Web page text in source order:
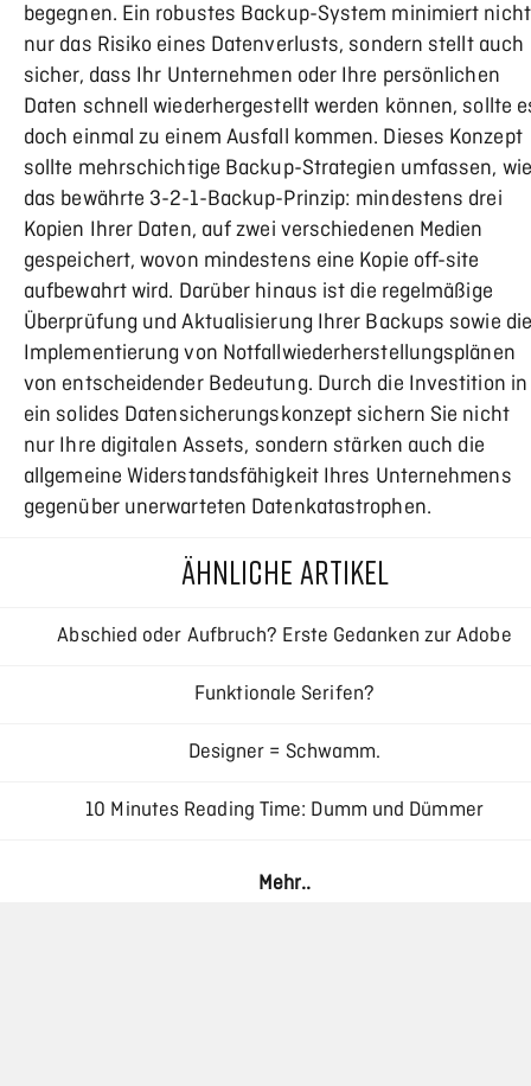
begegnen. Ein robustes Backup-System minimiert nicht
nur das Risiko eines Datenverlusts, sondern stellt auch
sicher, dass Ihr Unternehmen oder Ihre persönlichen
Daten schnell wiederhergestellt werden können, sollte
doch einmal zu einem Ausfall kommen. Dieses Konzept
sollte mehrschichtige Backup-Strategien umfassen, wie
das bewährte 3-2-1-Backup-Prinzip: mindestens drei
Kopien Ihrer Daten, auf zwei verschiedenen Medien
gespeichert, wovon mindestens eine Kopie off-site
aufbewahrt wird. Darüber hinaus ist die regelmäßige
Überprüfung und Aktualisierung Ihrer Backups sowie
Implementierung von Notfallwiederherstellungsplänen
von entscheidender Bedeutung. Durch die Investition in
ein solides Datensicherungskonzept sichern Sie nicht
nur Ihre digitalen Assets, sondern stärken auch die
allgemeine Widerstandsfähigkeit Ihres Unternehmens
gegenüber unerwarteten Datenkatastrophen.
ÄHNLICHE ARTIKEL
Abschied oder Aufbruch? Erste Gedanken zur Adobe
Creative Cloud
Funktionale Serifen?
Designer = Schwamm.
10 Minutes Reading Time: Dumm und Dümmer
Responsive Typography – Interview mit Oliver
Mehr..